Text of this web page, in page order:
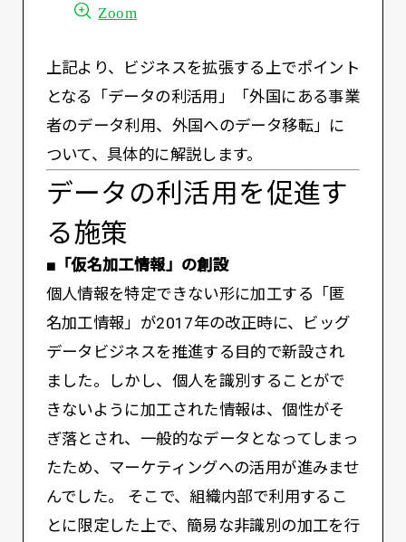
Zoom
上記より、ビジネスを拡張する上でポイント
となる「データの利活用」「外国にある事業
者のデータ利用、外国へのデータ移転」に
ついて、具体的に解説します。
データの利活用を促進す
る施策
■「仮名加工情報」の創設
個人情報を特定できない形に加工する「匿
名加工情報」が2017年の改正時に、ビッグ
データビジネスを推進する目的で新設され
ました。しかし、個人を識別することがで
きないように加工された情報は、個性がそ
ぎ落とされ、一般的なデータとなってしまっ
たため、マーケティングへの活用が進みませ
んでした。 そこで、組織内部で利用するこ
とに限定した上で、簡易な非識別の加工を行